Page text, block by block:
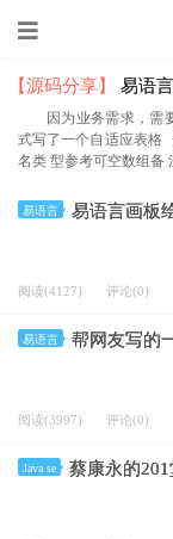
【源码分享】 易语
因为业务需求，需
式写了一个自适应表格
名类 型参考可空数组备
易语言 易语言画板
阅读(4127) 评论(0)
易语言 帮网友写的
阅读(3997) 评论(0)
Java se 蔡康永的